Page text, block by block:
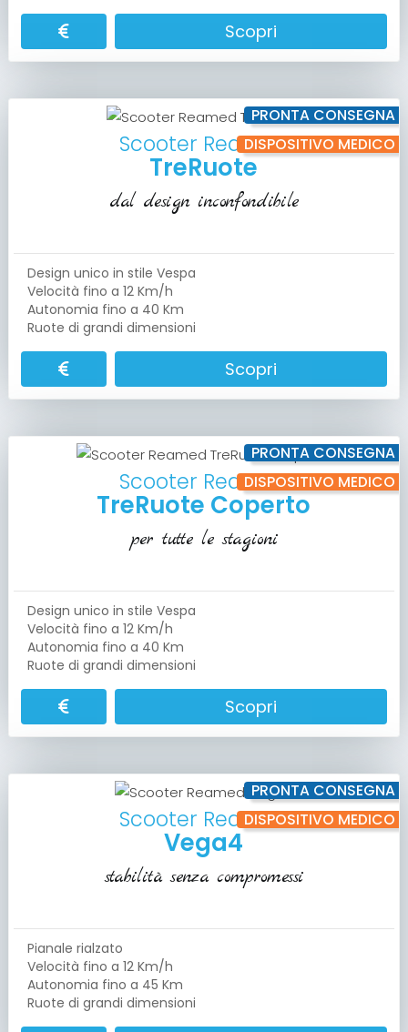
Scopri
PRONTA CONSEGNA
DISPOSITIVO MEDICO
Scooter Reamed
TreRuote
dal design inconfondibile
Design unico in stile Vespa
Velocità fino a 12 Km/h
Autonomia fino a 40 Km
Ruote di grandi dimensioni
Scopri
PRONTA CONSEGNA
DISPOSITIVO MEDICO
Scooter Reamed
TreRuote Coperto
per tutte le stagioni
Design unico in stile Vespa
Velocità fino a 12 Km/h
Autonomia fino a 40 Km
Ruote di grandi dimensioni
Scopri
PRONTA CONSEGNA
DISPOSITIVO MEDICO
Scooter Reamed
Vega4
stabilità senza compromessi
Pianale rialzato
Velocità fino a 12 Km/h
Autonomia fino a 45 Km
Ruote di grandi dimensioni